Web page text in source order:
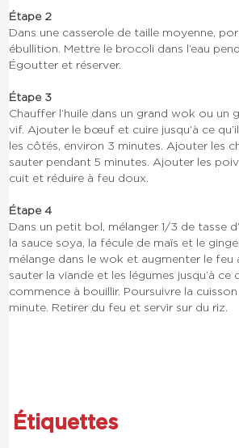
Étape 2
Dans une casserole de taille moyenne,
ébullition. Mettre le brocoli dans l’eau
Égoutter et réserver.
Étape 3
Chauffer l’huile dans un grand wok ou un
vif. Ajouter le bœuf et cuire jusqu’à ce
les côtés, environ 3 minutes. Ajouter les
sauter pendant 5 minutes. Ajouter les
cuit et réduire à feu doux.
Étape 4
Dans un petit bol, mélanger 1/3 de tasse
la sauce soya, la fécule de maïs et le
mélange dans le wok et augmenter le feu
sauter la viande et les légumes jusqu’à ce
commence à bouillir. Poursuivre la
minute. Retirer du feu et servir sur du riz.
Étiquettes